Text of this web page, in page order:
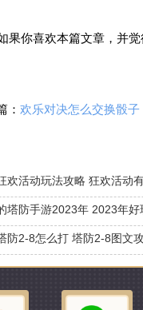
果你喜欢本篇文章，并
：
防2-8怎么打 塔防2-8图文